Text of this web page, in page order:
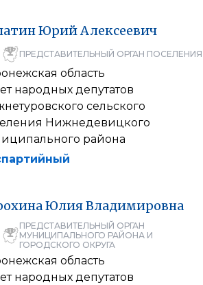
ЮрийАлексеевич
ПРЕДСТАВИТЕЛЬНЫЙ ОРГАН ПОСЕЛЕНИЯ
область
народных депутатов
сельского
Нижнедевицкого
района
ЮлияВладимировна
ПРЕДСТАВИТЕЛЬНЫЙ ОРГАН
МУНИЦИПАЛЬНОГО РАЙОНА И
ГОРОДСКОГО ОКРУГА
область
народных депутатов